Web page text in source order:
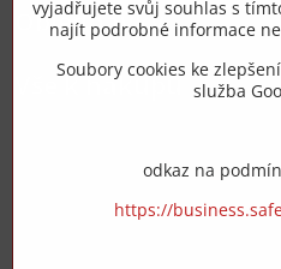
Objednávky
Vše k nákupu
vyjadřujete svůj souhlas s
najít podrobné informace
Soubory cookies ke
služba
odkaz na
https://